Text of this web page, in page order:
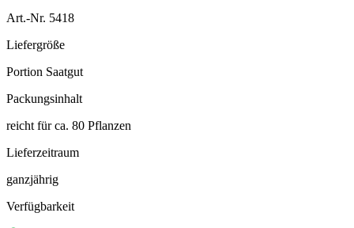
Art.-Nr. 5418
Liefergröße
Portion Saatgut
Packungsinhalt
reicht für ca. 80 Pflanzen
Lieferzeitraum
ganzjährig
Verfügbarkeit